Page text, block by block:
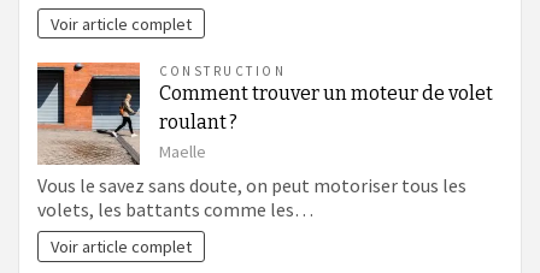
Voir article complet
CONSTRUCTION
Comment trouver un moteur de volet
roulant ?
Maelle
Vous le savez sans doute, on peut motoriser tous les
volets, les battants comme les…
Voir article complet